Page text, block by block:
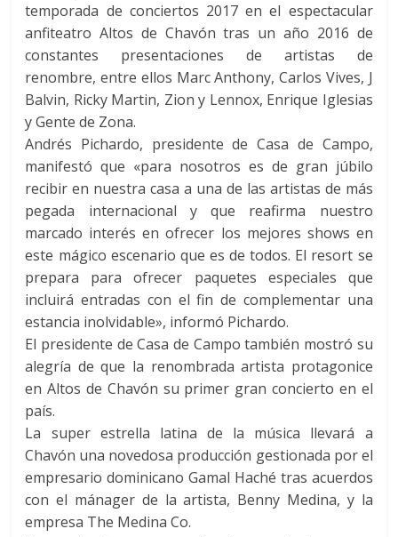
temporada de conciertos 2017 en el espectacular
anfiteatro Altos de Chavón tras un año 2016 de
constantes presentaciones de artistas de
renombre, entre ellos Marc Anthony, Carlos Vives, J
Balvin, Ricky Martin, Zion y Lennox, Enrique Iglesias
y Gente de Zona.
Andrés Pichardo, presidente de Casa de Campo,
manifestó que «para nosotros es de gran júbilo
recibir en nuestra casa a una de las artistas de más
pegada internacional y que reafirma nuestro
marcado interés en ofrecer los mejores shows en
este mágico escenario que es de todos. El resort se
prepara para ofrecer paquetes especiales que
incluirá entradas con el fin de complementar una
estancia inolvidable», informó Pichardo.
El presidente de Casa de Campo también mostró su
alegría de que la renombrada artista protagonice
en Altos de Chavón su primer gran concierto en el
país.
La super estrella latina de la música llevará a
Chavón una novedosa producción gestionada por el
empresario dominicano Gamal Haché tras acuerdos
con el mánager de la artista, Benny Medina, y la
empresa The Medina Co.